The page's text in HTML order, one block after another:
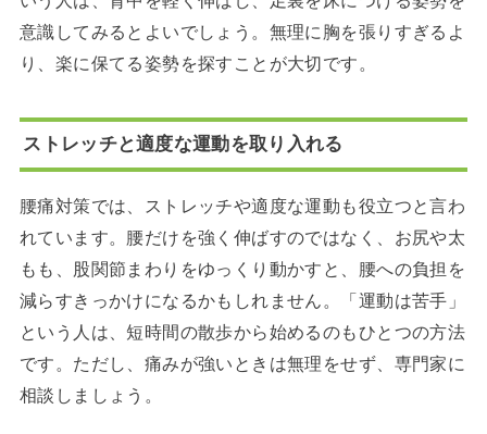
意識してみるとよいでしょう。無理に胸を張りすぎるよ
り、楽に保てる姿勢を探すことが大切です。
ストレッチと適度な運動を取り入れる
腰痛対策では、ストレッチや適度な運動も役立つと言わ
れています。腰だけを強く伸ばすのではなく、お尻や太
もも、股関節まわりをゆっくり動かすと、腰への負担を
減らすきっかけになるかもしれません。「運動は苦手」
という人は、短時間の散歩から始めるのもひとつの方法
です。ただし、痛みが強いときは無理をせず、専門家に
相談しましょう。